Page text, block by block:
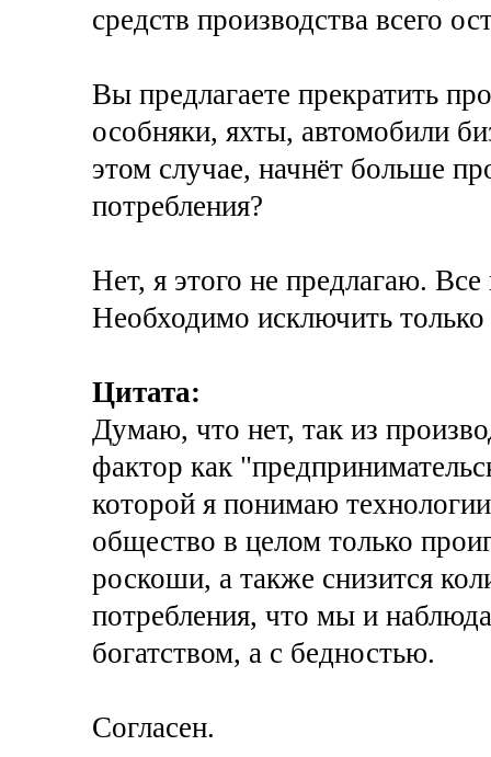
средств производства всего
Вы предлагаете прекратить
особняки, яхты, автомобили
этом случае, начнёт больше
потребления?
Нет, я этого не предлагаю. Все
Необходимо исключить только
Цитата:
Думаю, что нет, так из
фактор как
которой я понимаю
общество в целом только
роскоши, а также снизится
потребления, что мы и
богатством, а с бедностью.
Согласен.